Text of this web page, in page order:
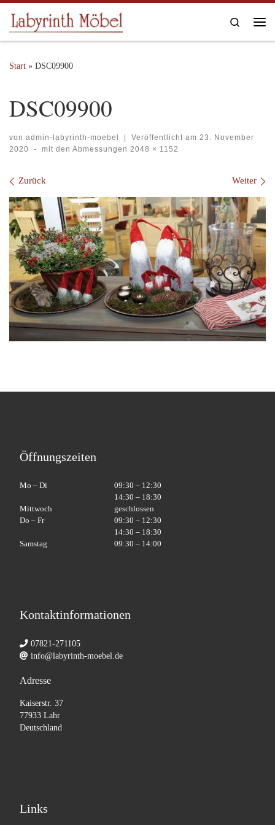
Zum Inhalt springen
Search
Start » DSC09900
DSC09900
von admin-labyrinth-moebel | Veröffentlicht am 23. November
2020
- mit den Abmessungen 2048 × 1152
Bilder Navigation
Zurück Weiter
Öffnungszeiten
Mo – Di
09:30 – 12:30
14:30 – 18:30
Mittwoch
geschlossen
Do – Fr
09:30 – 12:30
14:30 – 18:30
Samstag
09:30 – 14:00
Kontaktinformationen
07821-271105
info@labyrinth-moebel.de
Adresse
Kaiserstr. 37
77933 Lahr
Deutschland
Links